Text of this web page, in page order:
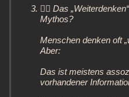
🧍‍♂️ Das
Mythos?
Menschen denken oft
Aber:
Das ist meistens
vorhandener